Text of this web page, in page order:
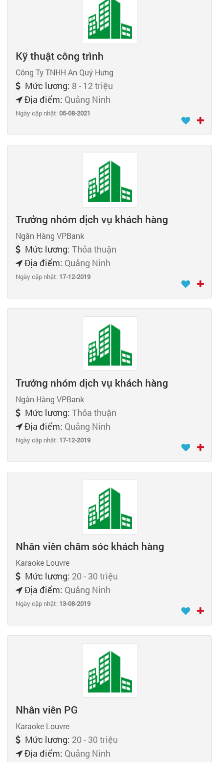
Kỹ thuật công trình
Công Ty TNHH An Quý Hưng
Mức lương: 8 - 12 triệu
Địa điểm: Quảng Ninh
Ngày cập nhật:05-08-2021
Trưởng nhóm dịch vụ khách hàng
Ngân Hàng VPBank
Mức lương: Thỏa thuận
Địa điểm: Quảng Ninh
Ngày cập nhật: 17-12-2019
Trưởng nhóm dịch vụ khách hàng
Ngân Hàng VPBank
Mức lương: Thỏa thuận
Địa điểm: Quảng Ninh
Ngày cập nhật: 17-12-2019
Nhân viên chăm sóc khách hàng
Karaoke Louvre
Mức lương: 20 - 30 triệu
Địa điểm: Quảng Ninh
Ngày cập nhật: 13-08-2019
Nhân viên PG
Karaoke Louvre
Mức lương: 20 - 30 triệu
Địa điểm: Quảng Ninh